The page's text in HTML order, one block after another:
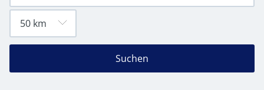
Suchen